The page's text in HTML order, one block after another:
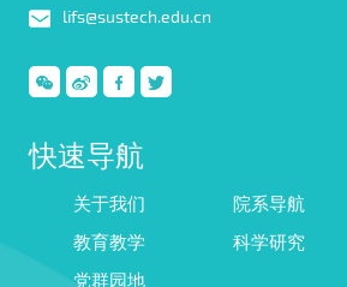
lifs@sustech.edu.cn
快速导航
关于我们 院系导航
教育教学
科学研究
党群园地